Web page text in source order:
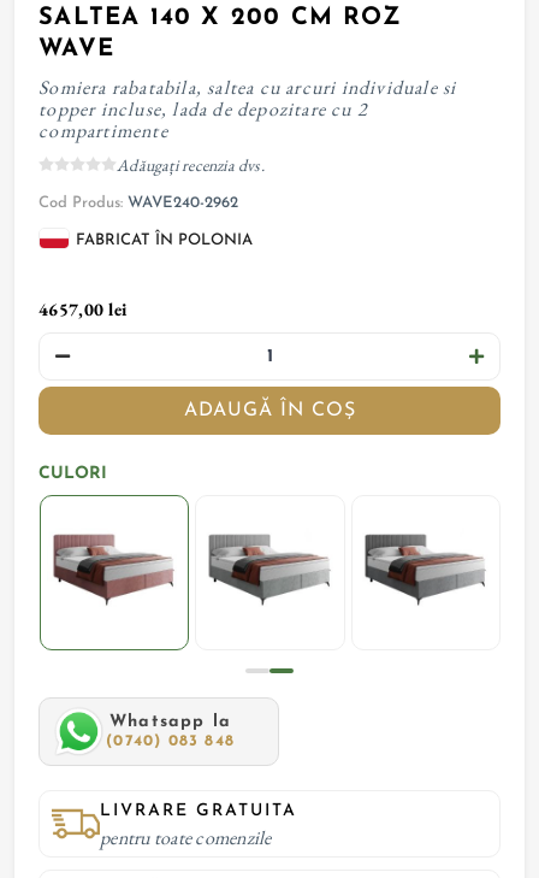
SALTEA 140 X 200 CM ROZ
WAVE
Somiera rabatabila, saltea cu arcuri individuale si
topper incluse, lada de depozitare cu 2
compartimente
Adăugați recenzia dvs.
Cod Produs: WAVE240-2962
FABRICAT ÎN POLONIA
4657,00 lei
ADAUGĂ ÎN COȘ
CULORI
Whatsapp la
(0740) 083 848
LIVRARE GRATUITA
pentru toate comenzile